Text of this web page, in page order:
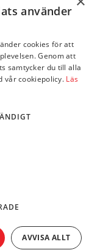
använder
cookies för att
Genom att
samtycker du till alla
vår cookiepolicy. Läs
AVVISA ALLT